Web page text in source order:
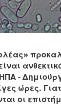
-
ώρες.
οι